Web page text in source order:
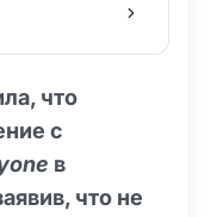
что
с
в
что не